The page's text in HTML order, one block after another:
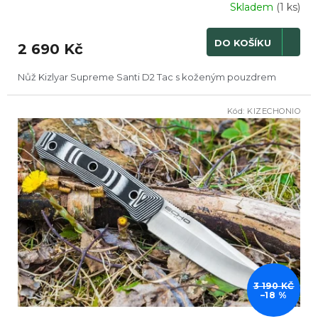
Skladem (1 ks)
2 690 Kč DO KOŠÍKU
Nůž Kizlyar Supreme Santi D2 Tac s koženým pouzdrem
3 190 KČ
–18 %
Kód: KIZECHONIO